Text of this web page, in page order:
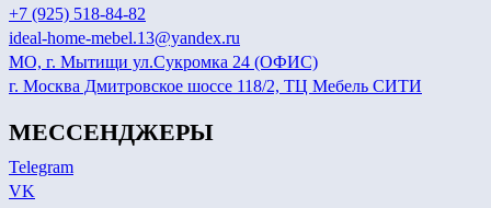
+7 (925) 518-84-82
ideal-home-mebel.13@yandex.ru
МО, г. Мытищи ул.Сукромка 24 (ОФИС)
г. Москва Дмитровское шоссе 118/2, ТЦ Мебель СИТИ
МЕССЕНДЖЕРЫ
Telegram
VK